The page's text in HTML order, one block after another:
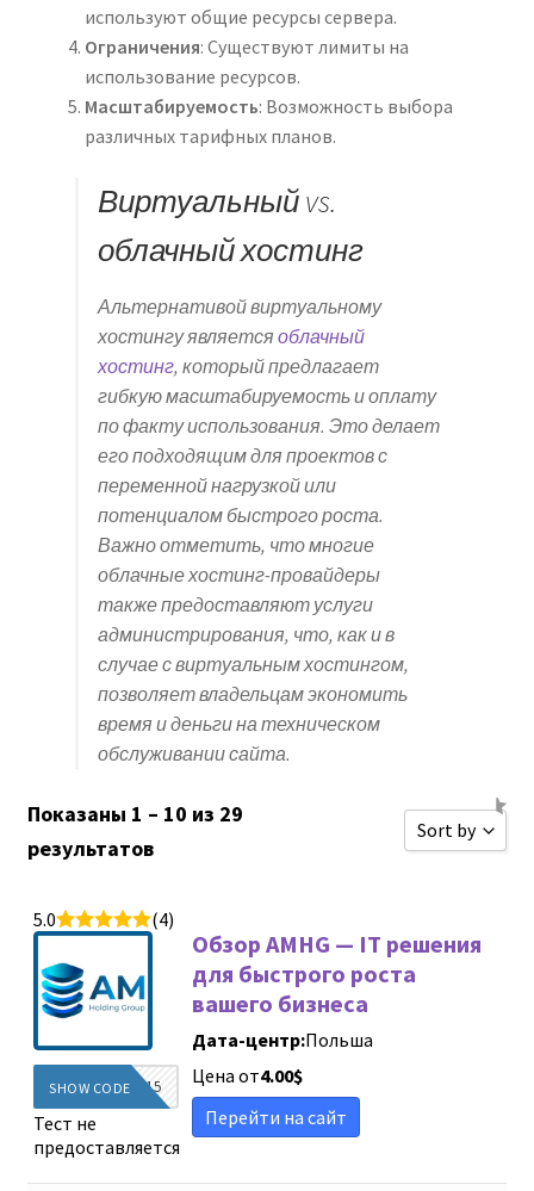
используют общие ресурсы сервера.
Ограничения: Существуют лимиты на
использование ресурсов.
Масштабируемость: Возможность выбора
различных тарифных планов.
Виртуальный vs.
облачный хостинг
Альтернативой виртуальному
хостингу является облачный
хостинг, который предлагает
гибкую масштабируемость и оплату
по факту использования. Это делает
его подходящим для проектов с
переменной нагрузкой или
потенциалом быстрого роста.
Важно отметить, что многие
облачные хостинг-провайдеры
также предоставляют услуги
администрирования, что, как и в
случае с виртуальным хостингом,
позволяет владельцам экономить
время и деньги на техническом
обслуживании сайта.
Показаны 1 – 10 из 29
результатов
Sort by
Sort by
5.0 (4)
DIEGINFO15
SHOW CODE
Тест не
предоставляется
Обзор AMHG — IT решения
для быстрого роста
вашего бизнеса
Дата-центр:Польша
Цена от4.00$
Перейти на сайт